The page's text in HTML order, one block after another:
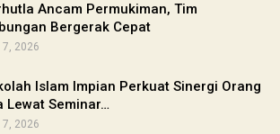
Ancam Permukiman, Tim
Bergerak Cepat
7, 2026
Islam Impian Perkuat Sinergi Orang
Lewat Seminar…
7, 2026